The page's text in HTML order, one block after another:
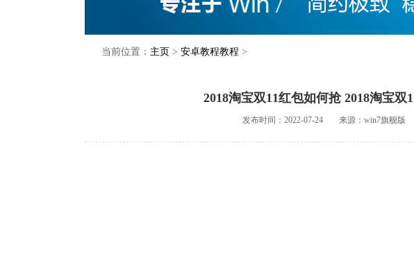
当前位置： 主页 > 安卓教程教程 >
2018淘宝双11红包如何抢 2018淘宝双
发布时间：2022-07-24 来源：win7旗舰版